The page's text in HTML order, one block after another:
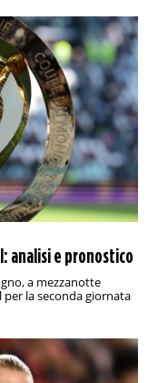
analisi e pronostico
a mezzanotte
per la seconda giornata